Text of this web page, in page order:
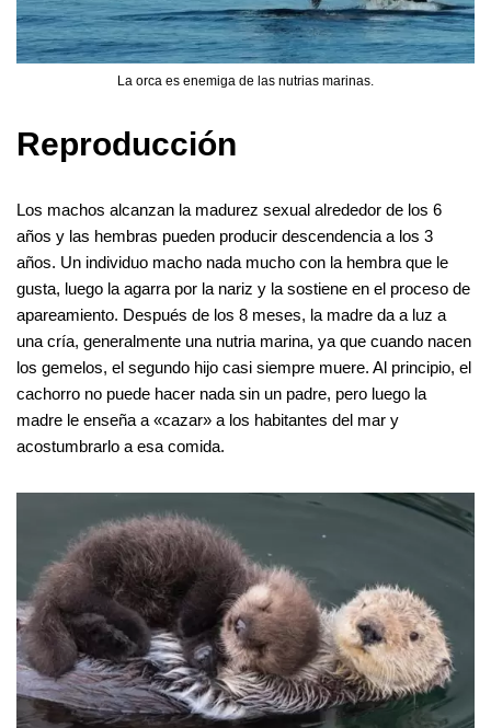
La orca es enemiga de las nutrias marinas.
Reproducción
Los machos alcanzan la madurez sexual alrededor de los 6
años y las hembras pueden producir descendencia a los 3
años. Un individuo macho nada mucho con la hembra que le
gusta, luego la agarra por la nariz y la sostiene en el proceso de
apareamiento. Después de los 8 meses, la madre da a luz a
una cría, generalmente una nutria marina, ya que cuando nacen
los gemelos, el segundo hijo casi siempre muere. Al principio, el
cachorro no puede hacer nada sin un padre, pero luego la
madre le enseña a «cazar» a los habitantes del mar y
acostumbrarlo a esa comida.